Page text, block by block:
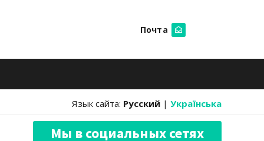
Почта
Язык сайта: Русский | Українська
Мы в социальных сетях